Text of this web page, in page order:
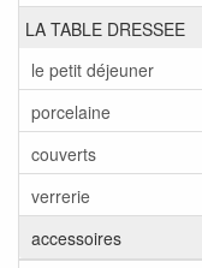
LA TABLE DRESSEE
le petit déjeuner
porcelaine
couverts
verrerie
accessoires